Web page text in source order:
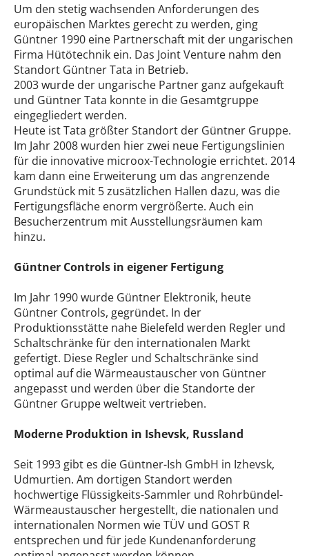
Um den stetig wachsenden Anforderungen des
europäischen Marktes gerecht zu werden, ging
Güntner 1990 eine Partnerschaft mit der ungarischen
Firma Hütötechnik ein. Das Joint Venture nahm den
Standort Güntner Tata in Betrieb.
2003 wurde der ungarische Partner ganz aufgekauft
und Güntner Tata konnte in die Gesamtgruppe
eingegliedert werden.
Heute ist Tata größter Standort der Güntner Gruppe.
Im Jahr 2008 wurden hier zwei neue Fertigungslinien
für die innovative microox-Technologie errichtet. 2014
kam dann eine Erweiterung um das angrenzende
Grundstück mit 5 zusätzlichen Hallen dazu, was die
Fertigungsfläche enorm vergrößerte. Auch ein
Besucherzentrum mit Ausstellungsräumen kam
hinzu.
Güntner Controls in eigener Fertigung
Im Jahr 1990 wurde Güntner Elektronik, heute
Güntner Controls, gegründet. In der
Produktionsstätte nahe Bielefeld werden Regler und
Schaltschränke für den internationalen Markt
gefertigt. Diese Regler und Schaltschränke sind
optimal auf die Wärmeaustauscher von Güntner
angepasst und werden über die Standorte der
Güntner Gruppe weltweit vertrieben.
Moderne Produktion in Ishevsk, Russland
Seit 1993 gibt es die Güntner-Ish GmbH in Izhevsk,
Udmurtien. Am dortigen Standort werden
hochwertige Flüssigkeits-Sammler und Rohrbündel-
Wärmeaustauscher hergestellt, die nationalen und
internationalen Normen wie TÜV und GOST R
entsprechen und für jede Kundenanforderung